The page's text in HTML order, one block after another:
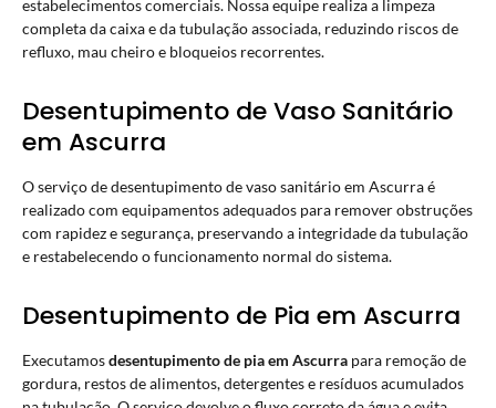
estabelecimentos comerciais. Nossa equipe realiza a limpeza
completa da caixa e da tubulação associada, reduzindo riscos de
refluxo, mau cheiro e bloqueios recorrentes.
Desentupimento de Vaso Sanitário
em Ascurra
O serviço de desentupimento de vaso sanitário em Ascurra é
realizado com equipamentos adequados para remover obstruções
com rapidez e segurança, preservando a integridade da tubulação
e restabelecendo o funcionamento normal do sistema.
Desentupimento de Pia em Ascurra
Executamosdesentupimento de pia em Ascurra para remoção de
gordura, restos de alimentos, detergentes e resíduos acumulados